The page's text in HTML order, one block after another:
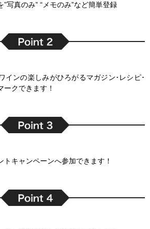
写真のみ” “メモのみ”など簡単登録
インの楽しみがひろがるマガジン･レシピ･
ークできます！
トキャンペーンへ参加できます！